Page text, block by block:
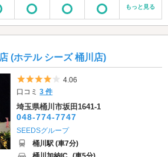
もっと見る
(ホテル シーズ 桶川店)
5つ星のうち4
4.06
口コミ3 件
埼玉県桶川市坂田1641-1
048-774-7747
SEEDSグループ
桶川駅 (車7分)